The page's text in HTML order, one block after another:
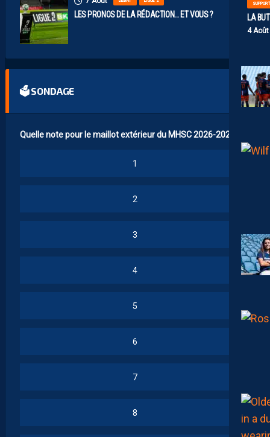
LA
4
LES PRONOS DE LA RÉDACTION… ET VOUS ?
🗳 SONDAGE
Quelle note pour le maillot extérieur du MHSC 2026-2027 ?
1
2
3
4
5
6
7
8